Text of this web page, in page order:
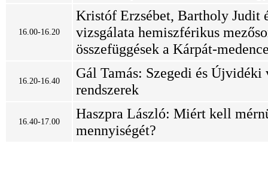
16.00-16.20
Kristóf Erzsébet, Bartholy Judit
vizsgálata hemiszférikus
összefüggések a Kárpát-
16.20-16.40
Gál Tamás: Szegedi és
rendszerek
16.40-17.00
Haszpra László: Miért kell
mennyiségét?